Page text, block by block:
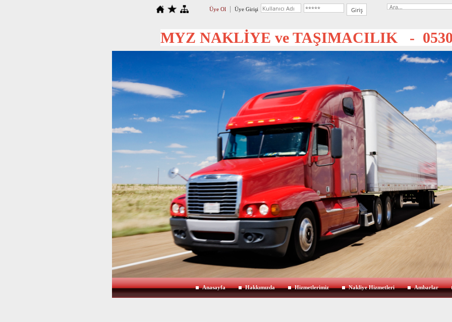
Üye Ol Üye Girişi
MYZ NAKLİYE ve TAŞIMACILIK - 0530
Anasayfa Hakkımızda Hizmetlerimiz Nakliye Hizmetleri Ambarlar